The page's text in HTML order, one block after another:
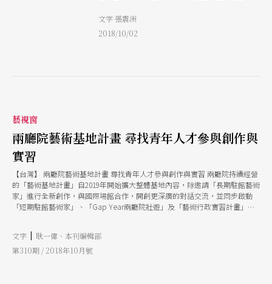
文字 張震洲
2018/10/02
藝視窗
兩廳院藝術基地計畫 尋找青年人才參與創作與
實習
【台灣】 兩廳院藝術基地計畫 尋找青年人才參與創作與實習 兩廳院持續經營
的「藝術基地計畫」自2019年開始擴大整體基地內容，除邀請「長期駐館藝術
家」進行全新創作，與國際場館合作，開創更深廣的對話交流，並同步啟動
「短期駐館藝術家」、「Gap Year兩廳院壯遊」及「藝術行政實習計畫」三
希望提供藝術家及藝術工作者在尋找夢想、發揮才能的路上最有力的支持。
「短期駐館計畫」，每期三個月，一年開放兩位名額，由兩廳院提供15萬元駐
文字 | 耿一偉、本刊編輯部
第310期 / 2018年10月號